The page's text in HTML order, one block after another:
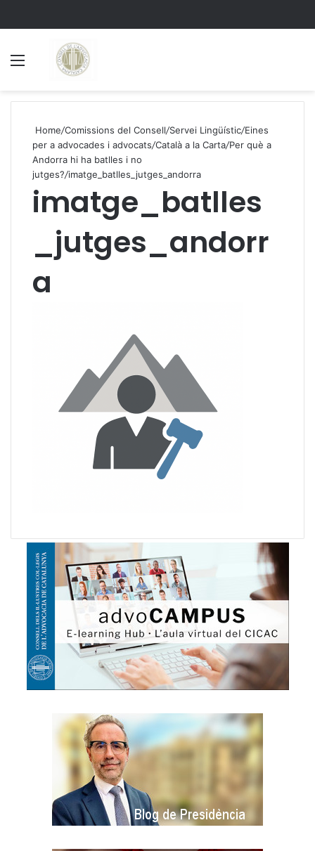
Home/Comissions del Consell/Servei Lingüístic/Eines
per a advocades i advocats/Català a la Carta/Per què a
Andorra hi ha batlles i no
jutges?/imatge_batlles_jutges_andorra
imatge_batlles
_jutges_andorr
a